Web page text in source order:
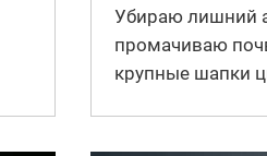
Убираю лишний
промачиваю
крупные шапки